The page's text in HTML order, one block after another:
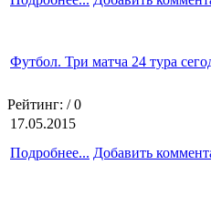
Футбол. Три матча 24 тура
Рейтинг: / 0
17.05.2015
Подробнее... Добавить